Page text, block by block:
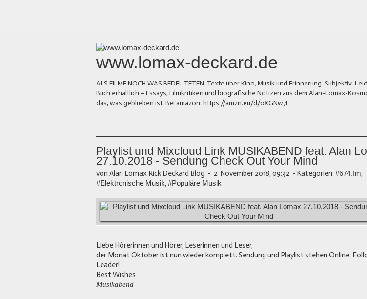
www.lomax-deckard.de
ALS FILME NOCH WAS BEDEUTETEN. Texte über Kino, Musik und Erinnerung. Subjektiv.
Buch erhältlich – Essays, Filmkritiken und biografische Notizen aus dem Alan-Lomax-
das, was geblieben ist. Bei amazon: https://amzn.eu/d/0XGNw7F
Playlist und Mixcloud Link MUSIKABEND feat. Alan
27.10.2018 - Sendung Check Out Your Mind
von Alan Lomax Rick Deckard Blog - 2. November 2018, 09:32 - Kategorien: #674.fm,
#Elektronische Musik,#Populäre Musik
Liebe Hörerinnen und Hörer, Leserinnen und Leser,
der Monat Oktober ist nun wieder komplett. Sendung und Playlist stehen Online.
Leader!
Best Wishes
Musikabend